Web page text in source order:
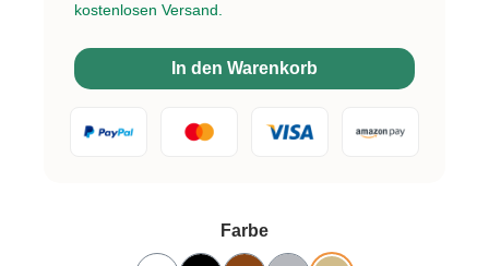
Farbeauswählen
kostenlosen Versand.
In den Warenkorb